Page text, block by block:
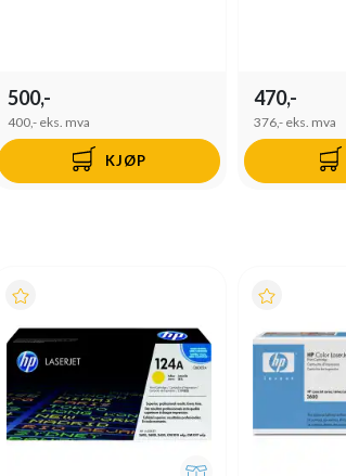
500,-
400,- eks. mva
KJØP
470,-
376,- eks. mva